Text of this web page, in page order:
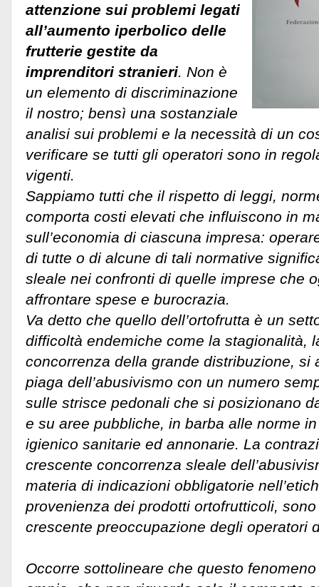
attenzione sui problemi legati
all’aumento iperbolico delle
frutterie gestite da
imprenditori stranieri . Non è
un elemento di discriminazione
il nostro; bensì una sostanziale
analisi sui problemi e la necessità di un
verificare se tutti gli operatori sono in
vigenti.
Sappiamo tutti che il rispetto di leggi,
comporta costi elevati che influiscono in
sull’economia di ciascuna impresa:
di tutte o di alcune di tali normative
sleale nei confronti di quelle imprese che
affrontare spese e burocrazia.
Va detto che quello dell’ortofrutta è un
difficoltà endemiche come la stagionalità,
concorrenza della grande distribuzione, si
piaga dell’abusivismo con un numero
sulle strisce pedonali che si posizionano
e su aree pubbliche, in barba alle norme
igienico sanitarie ed annonarie. La
crescente concorrenza sleale
materia di indicazioni obbligatorie
provenienza dei prodotti ortofrutticoli,
crescente preoccupazione degli operatori
Occorre sottolineare che questo